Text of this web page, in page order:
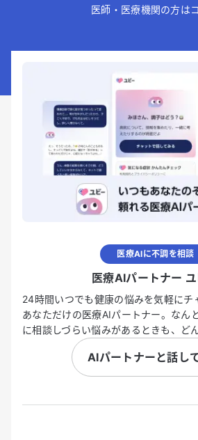
医師・医療機関の方は
医療AIに不調を相談
医療AIパートナー
24時間いつでも健康の悩みを気軽にチ
あなただけの医療AIパートナー。なん
に相談しづらい悩みがあるときも、ど
AIパートナーと話し